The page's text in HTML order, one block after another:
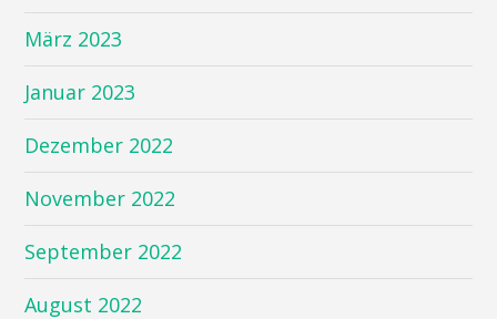
März 2023
Januar 2023
Dezember 2022
November 2022
September 2022
August 2022